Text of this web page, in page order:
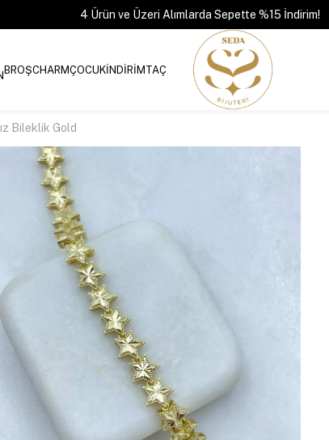
4 Ürün ve Üzeri Alımlarda Sepette %15 İndirim!
BROŞCHARMÇOCUKİNDİRİMTAÇ
Bileklik Gold